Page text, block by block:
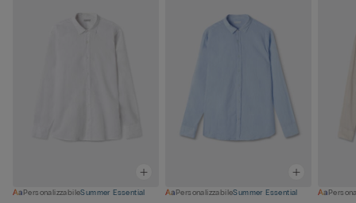
PersonalizzabileSummer Essential PersonalizzabileSummer Essential